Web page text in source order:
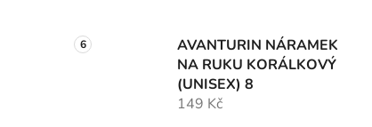
AVANTURIN NÁRAMEK
NA RUKU KORÁLKOVÝ
(UNISEX) 8
149 Kč